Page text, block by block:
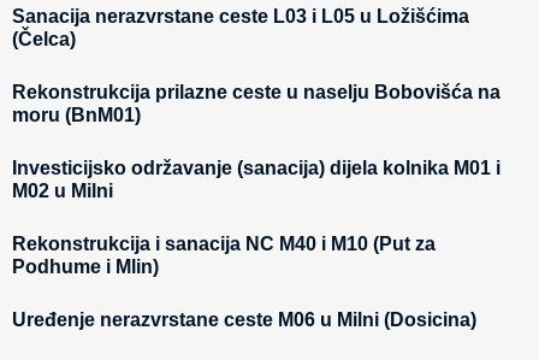
Sanacija nerazvrstane ceste L03 i L05 u Ložišćima
(Čelca)
Rekonstrukcija prilazne ceste u naselju Bobovišća na
moru (BnM01)
Investicijsko održavanje (sanacija) dijela kolnika M01 i
M02 u Milni
Rekonstrukcija i sanacija NC M40 i M10 (Put za
Podhume i Mlin)
Uređenje nerazvrstane ceste M06 u Milni (Dosicina)